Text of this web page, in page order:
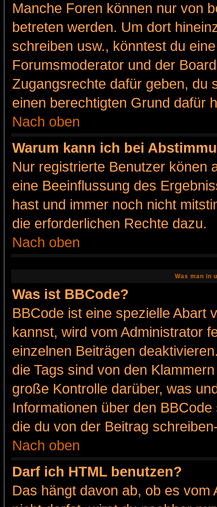
Manche Foren können nur von
betreten werden. Um dort
schreiben usw., könntest du
Forumsmoderator und der
Zugangsrechte dafür geben, du
einen berechtigten Grund dafür
Nach oben
Warum kann ich bei
Nur registrierte Benutzer könen
eine Beeinflussung des
hast und immer noch nicht
die erforderlichen Rechte dazu.
Nach oben
Was man in
Was ist BBCode?
BBCode ist eine spezielle Abart
kannst, wird vom Administrator
einzelnen Beiträgen
die Tags sind von den
große Kontrolle darüber, was
Informationen über den
die du von der Beitrag
Nach oben
Darf ich HTML benutzen?
Das hängt davon ab, ob es